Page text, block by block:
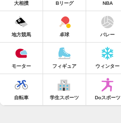
大相撲 Bリーグ NBA
地方競馬 卓球 バレー
モーター フィギュア ウィンター
自転車 学生スポーツ Doスポーツ